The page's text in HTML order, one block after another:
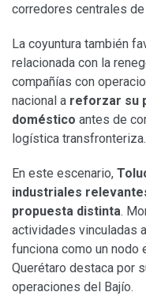
corredores centrales
La coyuntura también
relacionada con la
compañías con
nacional a reforzar su
doméstico antes de
logística transfronteriza.
En este escenario,
industriales
propuesta distinta.
actividades vinculadas
funciona como un
Querétaro destaca por
operaciones del Bajío.